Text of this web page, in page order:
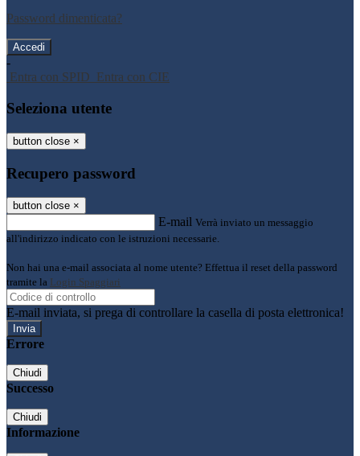
Password dimenticata?
-
Entra con SPID Entra con CIE
Seleziona utente
button close ×
Recupero password
button close ×
E-mail Verrà inviato un messaggio
all'indirizzo indicato con le istruzioni necessarie.
Non hai una e-mail associata al nome utente? Effettua il reset della password
tramite la Login Spaggiari
E-mail inviata, si prega di controllare la casella di posta elettronica!
Errore
Chiudi
Successo
Chiudi
Informazione